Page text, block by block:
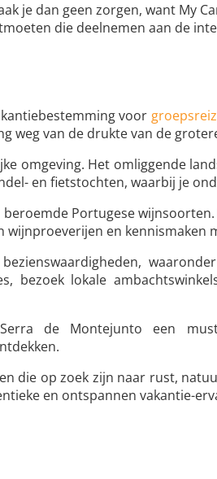
je dan geen zorgen, want My
die deelnemen aan de
voor
weg van de drukte van de
omgeving. Het omliggende
en fietstochten, waarbij je
Portugese
wijnproeverijen en
bezoek lokale
de Montejunto een
die op zoek zijn naar rust,
en ontspannen vakantie-